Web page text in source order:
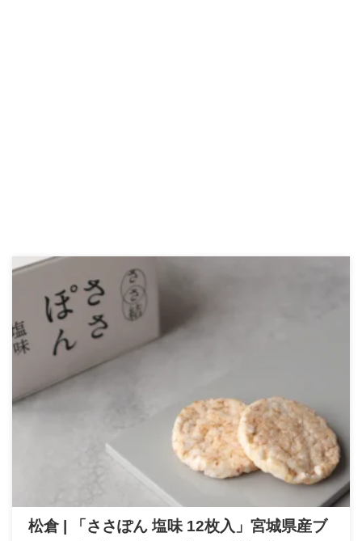
松倉 | 「ささぽん 塩味 12枚入」宮城県産ブ